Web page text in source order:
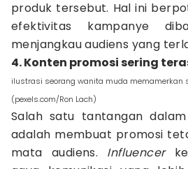
produk tersebut. Hal ini
efektivitas kampanye
menjangkau audiens yang
4. Konten promosi sering
ilustrasi seorang wanita muda memamerkan
(pexels.com/Ron Lach)
Salah satu tantangan
adalah membuat promosi
mata audiens. Influencer